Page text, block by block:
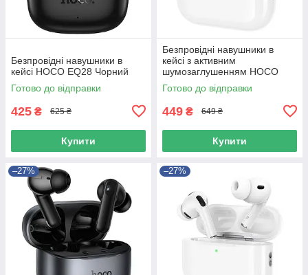
Безпровідні навушники в
кейсі HOCO EQ28 Чорний
Готово до відправки
425 ₴ 625 ₴
Купити
Безпровідні навушники в
кейсі з активним
шумозаглушенням HOCO
EW97 BTV6.0, 300mAh, ANC
Білий
Готово до відправки
449 ₴ 649 ₴
Купити
–27% –27%